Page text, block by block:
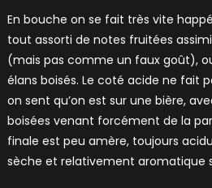
En bouche on se fait très vite
tout assorti de notes fruitées
(mais pas comme un faux goût),
élans boisés. Le coté acide ne fait
on sent qu’on est sur une bière,
boisées venant forcément de la
finale est peu amère, toujours
sèche et relativement aromatique